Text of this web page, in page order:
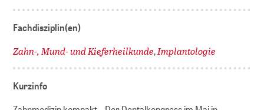
Fachdisziplin(en)
Zahn-, Mund- und Kieferheilkunde,Implantologie
Kurzinfo